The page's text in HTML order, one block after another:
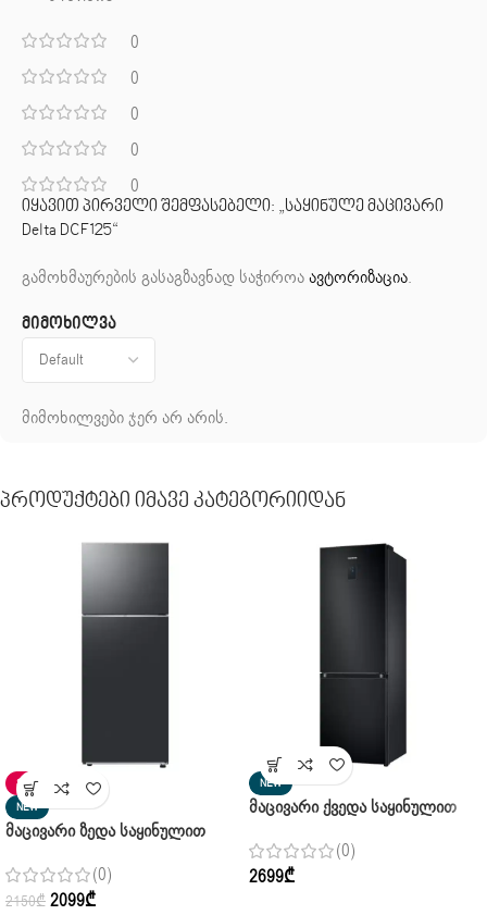
0
0
0
0
0
მიმოხილვა
მიმოხილვები ჯერ არ არის.
იყავით პირველი შემფასებელი: „საყინულე მაცივარი
Delta DCF125“
გამოხმაურების გასაგზავნად საჭიროაავტორიზაცია.
Პროდუქტები Იმავე Კატეგორიიდან
SALE
NEW
Მაცივარი Ზედა Საყინულით
(0)
2150₾ 2099₾
NEW
Მაცივარი Ქვედა Საყინულით
Bespoce
(0)
2699₾